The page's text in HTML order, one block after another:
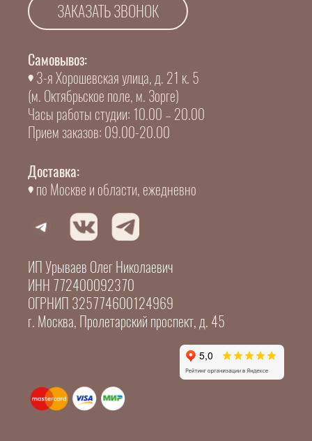
ЗАКАЗАТЬ ЗВОНОК
Самовывоз:
3-я Хорошевская улица, д. 21 к. 5
(м. Октябрьское поле, м. Зорге)
Часы работы студии: 10.00 – 20.00
Прием заказов: 09.00-20.00
Доставка:
по Москве и области, ежедневно
ИП Урываев Олег Николаевич
ИНН 772400092370
ОГРНИП 325774600124969
г. Москва, Пролетарский проспект, д. 45